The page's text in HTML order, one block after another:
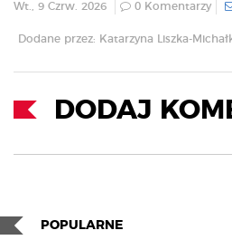
Wt., 9 Czrw. 2026 0 Komentarzy
Dodane przez: Katarzyna Liszka-
DODAJ
POPULARNE